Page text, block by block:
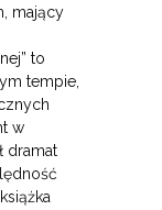
mający
to
tempie,
w
dramat